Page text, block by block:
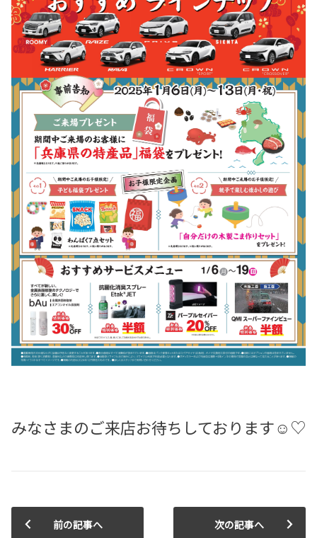
みなさまのご来店お待ちしております☺♡
前の記事へ 次の記事へ